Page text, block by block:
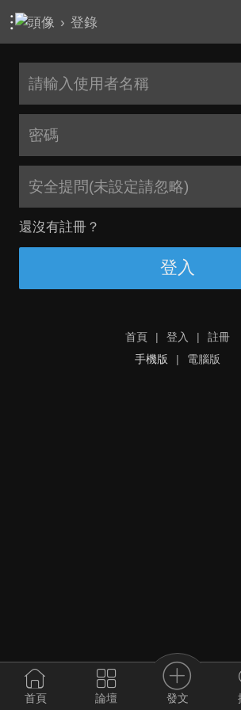
› 登錄
安全提問(未設定請忽略)
還沒有註冊？
登入
首頁 | 登入 |
註冊
手機版
| 電腦版
首頁 論壇 發文